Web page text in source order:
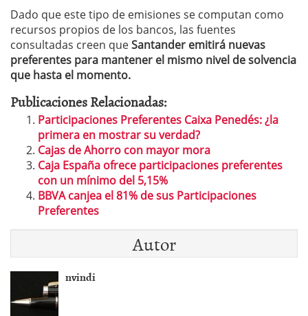
Dado que este tipo de emisiones se computan como
recursos propios de los bancos, las fuentes
consultadas creen queSantander emitirá nuevas
preferentes para mantener el mismo nivel de solvencia
que hasta el momento.
Publicaciones Relacionadas:
Participaciones Preferentes Caixa Penedés: ¿la
primera en mostrar su verdad?
Cajas de Ahorro con mayor mora
Caja España ofrece participaciones preferentes
con un mínimo del 5,15%
BBVA canjea el 81% de sus Participaciones
Preferentes
Autor
nvindi